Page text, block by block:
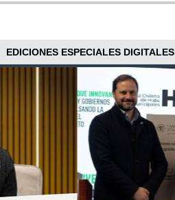
EDICIONES ESPECIALES DIGITALES